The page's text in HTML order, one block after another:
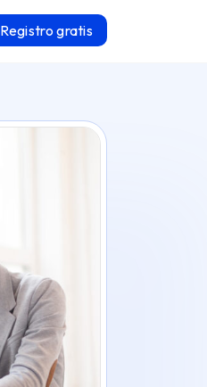
Registro gratis